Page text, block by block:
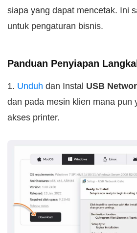
siapa yang dapat mencetak. Ini
untuk pengaturan bisnis.
Panduan Penyiapan
1. Unduh dan Instal USB
dan pada mesin klien mana pun
akses printer.